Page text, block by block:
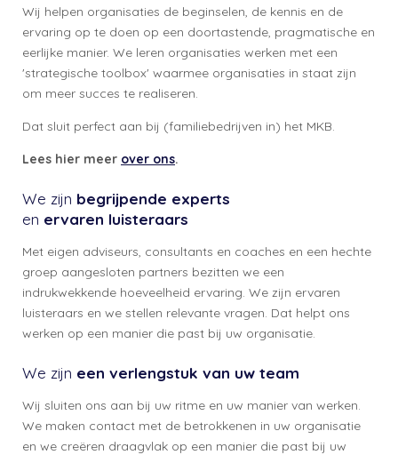
Wij helpen organisaties de beginselen, de kennis en de
ervaring op te doen op een doortastende, pragmatische en
eerlijke manier. We leren organisaties werken met een
'strategische toolbox' waarmee organisaties in staat zijn
om meer succes te realiseren.
Dat sluit perfect aan bij (familiebedrijven in) het MKB.
Lees hier meer over ons.
We zijn begrijpende experts
en ervaren luisteraars
Met eigen adviseurs, consultants en coaches en een hechte
groep aangesloten partners bezitten we een
indrukwekkende hoeveelheid ervaring. We zijn ervaren
luisteraars en we stellen relevante vragen. Dat helpt ons
werken op een manier die past bij uw organisatie.
We zijn een verlengstuk van uw team
Wij sluiten ons aan bij uw ritme en uw manier van werken.
We maken contact met de betrokkenen in uw organisatie
en we creëren draagvlak op een manier die past bij uw